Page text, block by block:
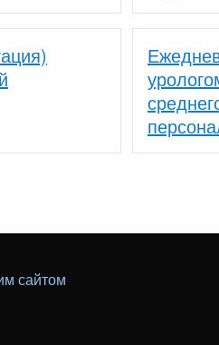
сайтом